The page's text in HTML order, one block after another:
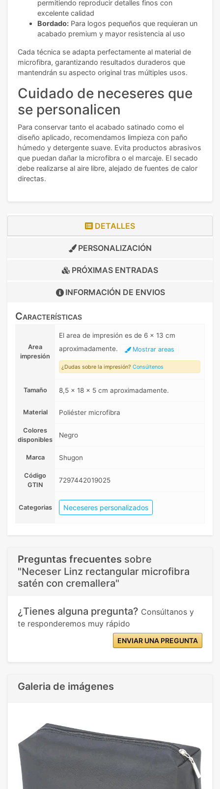
permitiendo reproducir detalles finos con
excelente calidad
Bordado: Para logos pequeños que requieran un
acabado premium y mayor resistencia al uso
Cada técnica se adapta perfectamente al material de
microfibra, garantizando resultados duraderos que
mantendrán su aspecto original tras múltiples usos.
Cuidado de neceseres que
se personalicen
Para conservar tanto el acabado satinado como el
diseño aplicado, recomendamos limpieza con paño
húmedo y detergente suave. Evita productos abrasivos
que puedan dañar la microfibra o el marcaje. El secado
debe realizarse al aire libre, alejado de fuentes de calor
directas.
DETALLES
PERSONALIZACIÓN
PRÓXIMAS ENTRADAS
INFORMACIÓN DE ENVIOS
Características
Area
impresión
El area de impresión es de 6 x 13 cm
aproximadamente.
Mostrar areas
¿Dudas sobre la impresión? Consúltenos
Tamaño 8,5 x 18 x 5 cm aproximadamente.
Material Poliéster microfibra
Colores
disponibles
Negro
Marca Shugon
Código
GTIN
7297442019025
Categorias Neceseres personalizados
Preguntas frecuentes sobre
"Neceser Linz rectangular microfibra
satén con cremallera"
¿Tienes alguna pregunta? Consúltanos y
te responderemos muy rápido
ENVIAR UNA PREGUNTA
Galeria de imágenes